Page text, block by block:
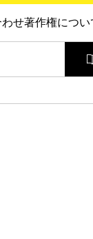
せ著作権につい